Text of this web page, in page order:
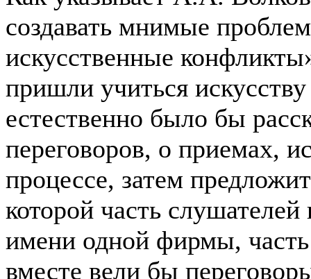
создавать мнимые
искусственные
пришли учиться
естественно было бы
переговоров, о приемах,
процессе, затем
которой часть
имени одной фирмы,
вместе вели бы